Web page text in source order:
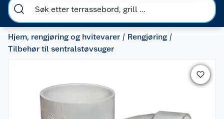
Hjem, rengjøring og hvitevarer
Rengjøring
Tilbehør til sentralstøvsuger